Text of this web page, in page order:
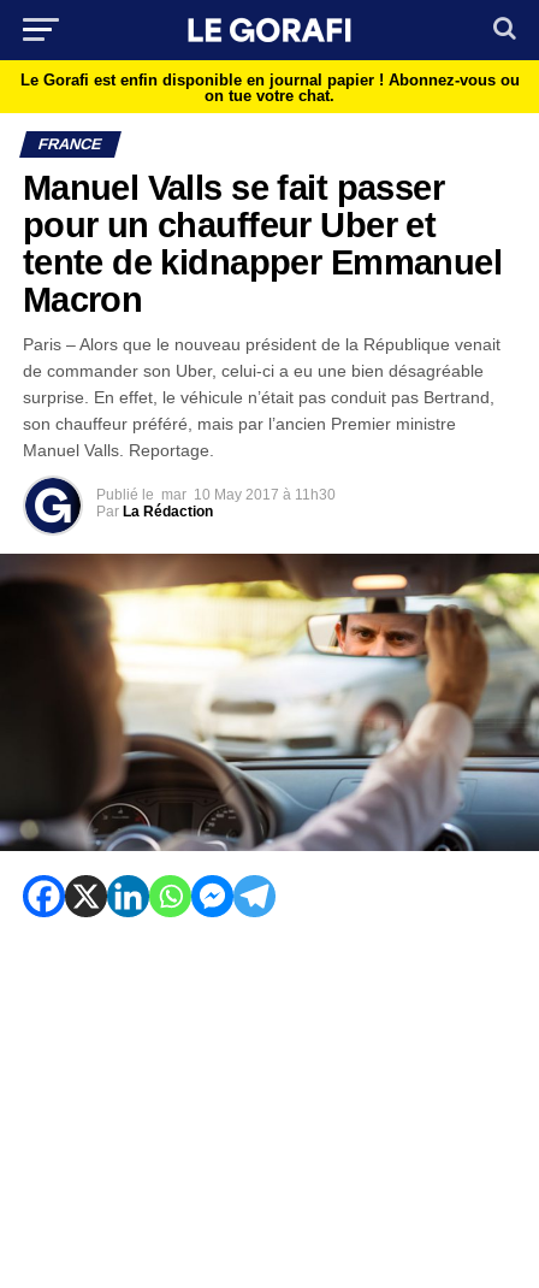
Le Gorafi est enfin disponible en journal papier ! Abonnez-vous ou
on tue votre chat.
FRANCE
Manuel Valls se fait passer
pour un chauffeur Uber et
tente de kidnapper Emmanuel
Macron
Paris – Alors que le nouveau président de la République venait
de commander son Uber, celui-ci a eu une bien désagréable
surprise. En effet, le véhicule n’était pas conduit pas Bertrand,
son chauffeur préféré, mais par l’ancien Premier ministre
Manuel Valls. Reportage.
Publié le mar 10 May 2017 à 11h30
Par La Rédaction